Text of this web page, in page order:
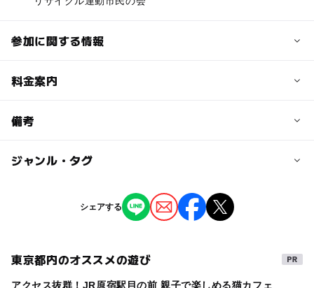
参加に関する情報
予約/応募
料金案内
料金について
備考
※掲載の情報は天候や主催者側の都合などにより変更にな
情報提供：イベントバンク
ジャンル・タグ
シェアする
東京都内のオススメの遊び
アクセス抜群！JR原宿駅目の前 親子で楽しめる猫カフェ